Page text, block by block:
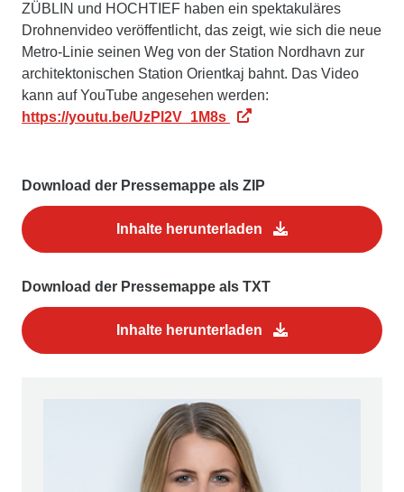
ZÜBLIN und HOCHTIEF haben ein spektakuläres
Drohnenvideo veröffentlicht, das zeigt, wie sich die neue
Metro-Linie seinen Weg von der Station Nordhavn zur
architektonischen Station Orientkaj bahnt. Das Video
kann auf YouTube angesehen werden:
https://youtu.be/UzPl2V_1M8s
Download der Pressemappe als ZIP
Inhalte herunterladen
Download der Pressemappe als TXT
Inhalte herunterladen